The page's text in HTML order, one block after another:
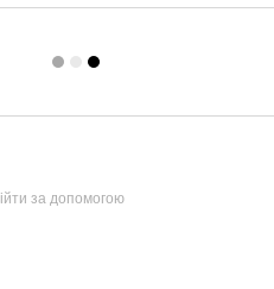
за допомогою